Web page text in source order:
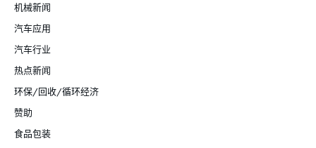
机械新闻
汽车应用
汽车行业
热点新闻
环保/回收/循环经济
赞助
食品包装